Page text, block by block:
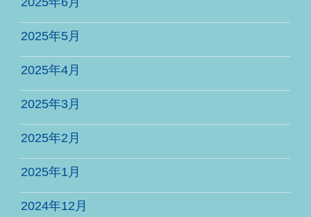
2025年5月
2025年4月
2025年3月
2025年2月
2025年1月
2024年12月